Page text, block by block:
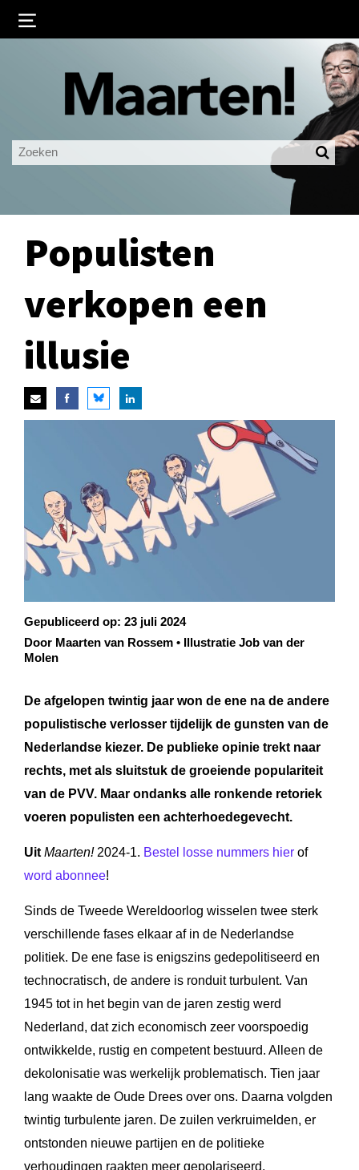
Ingelogd blijven
LOGIN
Populisten
verkopen een
illusie
Gepubliceerd op: 23 juli 2024
Door Maarten van Rossem • Illustratie Job van der
Molen
De afgelopen twintig jaar won de ene na de andere
populistische verlosser tijdelijk de gunsten van de
Nederlandse kiezer. De publieke opinie trekt naar
rechts, met als sluitstuk de groeiende populariteit
van de PVV. Maar ondanks alle ronkende retoriek
voeren populisten een achterhoedegevecht.
UitMaarten! 2024-1. Bestel losse nummers hier of
word abonnee!
Sinds de Tweede Wereldoorlog wisselen twee sterk
verschillende fases elkaar af in de Nederlandse
politiek. De ene fase is enigszins gedepolitiseerd en
technocratisch, de andere is ronduit turbulent. Van
1945 tot in het begin van de jaren zestig werd
Nederland, dat zich economisch zeer voorspoedig
ontwikkelde, rustig en competent bestuurd. Alleen de
dekolonisatie was werkelijk problematisch. Tien jaar
lang waakte de Oude Drees over ons. Daarna volgden
twintig turbulente jaren. De zuilen verkruimelden, er
ontstonden nieuwe partijen en de politieke
verhoudingen raakten meer gepolariseerd.